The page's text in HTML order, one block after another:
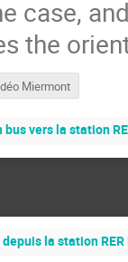
case,
the
Miermont
bus vers la station
la station